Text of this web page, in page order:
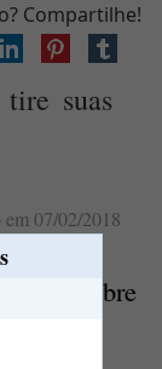
Compartilhe!
suas
07/02/2018
febre